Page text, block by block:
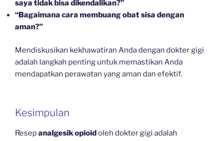
saya tidak bisa dikendalikan?”
“Bagaimana cara membuang obat sisa dengan
aman?”
Mendiskusikan kekhawatiran Anda dengan dokter gigi
adalah langkah penting untuk memastikan Anda
mendapatkan perawatan yang aman dan efektif.
Kesimpulan
Resepanalgesik opioidoleh dokter gigi adalah